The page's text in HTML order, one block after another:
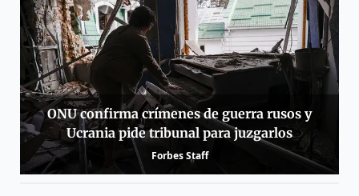
ONU confirma crímenes de guerra rusos y
Ucrania pide tribunal para juzgarlos
Forbes Staff